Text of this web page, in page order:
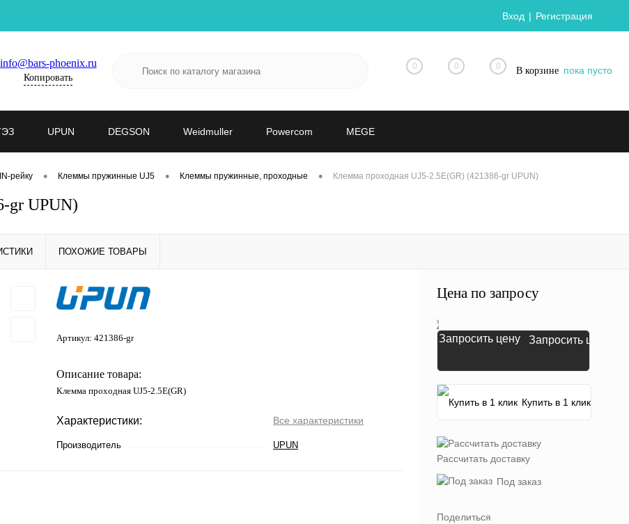
Вход Регистрация
info@bars-phoenix.ru
Копировать
0 0 0 В корзине пока пусто
UPUN DEGSON Weidmuller Powercom MEGE
рейку • Клеммы пружинные UJ5 • Клеммы пружинные, проходные • Клемма проходная UJ5-2.5E(GR) (421386-gr UPUN)
gr UPUN)
ПОХОЖИЕ ТОВАРЫ
Артикул: 421386-gr
Описание товара:
Клемма проходная UJ5-2.5E(GR)
Характеристики: Все характеристики
Производитель UPUN
Цена по запросу
Запросить цену
Купить в 1 клик
Рассчитать доставку
Под заказ
Поделиться